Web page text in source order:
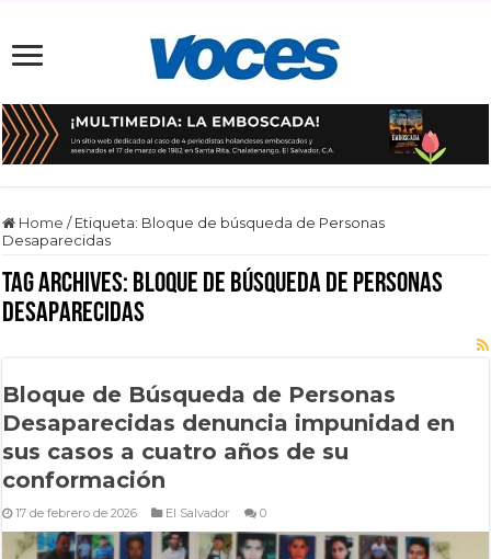
Home / Etiqueta: Bloque de búsqueda de Personas
Desaparecidas
Tag Archives: Bloque de búsqueda de Personas
Desaparecidas
Bloque de Búsqueda de Personas
Desaparecidas denuncia impunidad en
sus casos a cuatro años de su
conformación
17 de febrero de 2026 El Salvador 0